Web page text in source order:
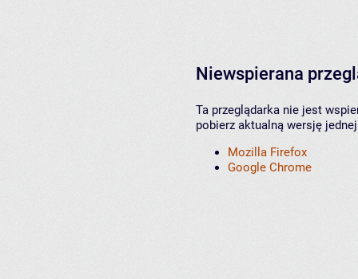
Niewspierana
Ta przeglądarka nie jest
pobierz aktualną wersję
Mozilla Firefox
Google Chrome